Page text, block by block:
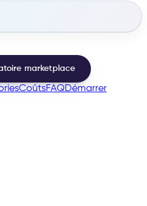
marketplace
CoûtsFAQDémarrer